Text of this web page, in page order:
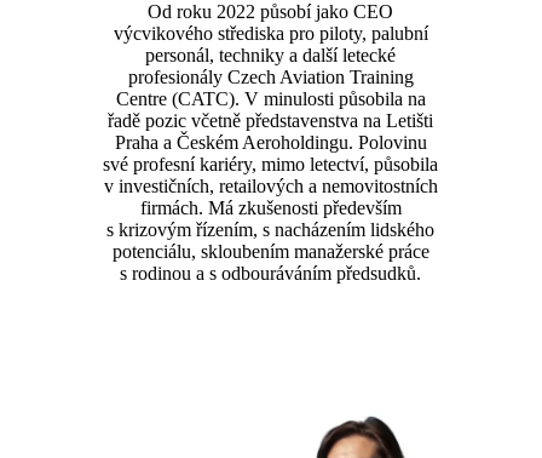
Od roku 2022 působí jako CEO
výcvikového střediska pro piloty, palubní
personál, techniky a další letecké
profesionály Czech Aviation Training
Centre (CATC). V minulosti působila na
řadě pozic včetně představenstva na Letišti
Praha a Českém Aeroholdingu. Polovinu
své profesní kariéry, mimo letectví, působila
v investičních, retailových a nemovitostních
firmách. Má zkušenosti především
s krizovým řízením, s nacházením lidského
potenciálu, skloubením manažerské práce
s rodinou a s odbouráváním předsudků.